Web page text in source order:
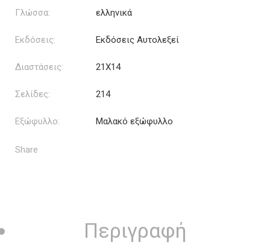
Γλώσσα: ελληνικά
Εκδόσεις: Εκδόσεις Αυτολεξεί
Διαστάσεις: 21Χ14
Σελίδες: 214
Εξώφυλλο: Μαλακό εξώφυλλο
Share
Περιγραφή